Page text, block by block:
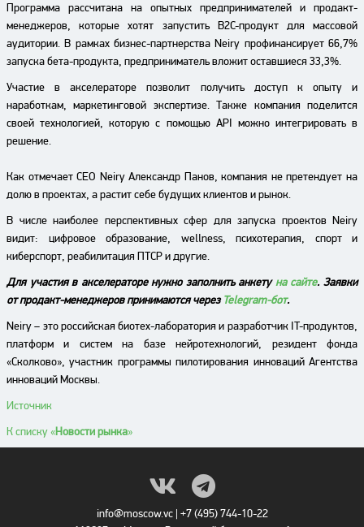
Программа рассчитана на опытных предпринимателей и продакт-
менеджеров, которые хотят запустить B2C-продукт для массовой
аудитории. В рамках бизнес-партнерства Neiry профинансирует 66,7%
запуска бета-продукта, предприниматель вложит оставшиеся 33,3%.
Участие в акселераторе позволит получить доступ к опыту и
наработкам, маркетинговой экспертизе. Также компания поделится
своей технологией, которую с помощью API можно интегрировать в
решение.
Как отмечает CEO Neiry Александр Панов, компания не претендует на
долю в проектах, а растит себе будущих клиентов и рынок.
В числе наиболее перспективных сфер для запуска проектов Neiry
видит: цифровое образование, wellness, психотерапия, спорт и
киберспорт, реабилитация ПТСР и другие.
Для участия в акселераторе нужно заполнить анкетуна сайте. Заявки
от продакт-менеджеров принимаются черезTelegram-бот.
Neiry – это российская биотех-лаборатория и разработчик IT-продуктов,
платформ и систем на базе нейротехнологий, резидент фонда
«Сколково», участник программы пилотирования инноваций Агентства
инноваций Москвы.
Источник
К списку «Новости рынка»
info@moscow.vc| +7 (495) 744-10-22